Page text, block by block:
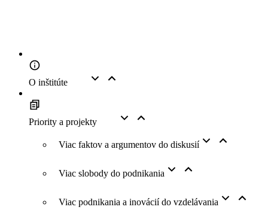
O inštitúte
Priority a projekty
Viac faktov a argumentov do diskusií
Viac slobody do podnikania
Viac podnikania a inovácií do vzdelávania